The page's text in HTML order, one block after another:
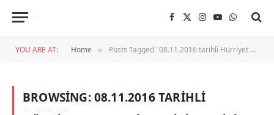
Facebook
X
Instagram
YouTube
WhatsApp
YOU ARE AT: Home » Posts Tagged "08.11.2016 tarihli Hürriyet Gazetesi Şenpiliç çekiliş sonuçları"
BROWSING:08.11.2016 TARIHLI